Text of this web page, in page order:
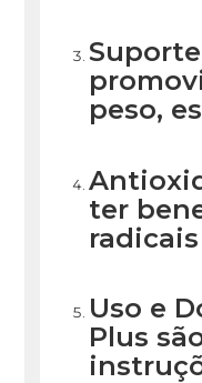
peso,
ter
Uso e
Plus